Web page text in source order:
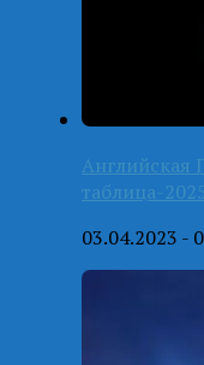
Английская
таблица-
03.04.2023 -